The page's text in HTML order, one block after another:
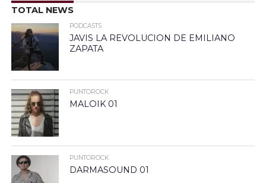
TOTAL NEWS
PODCASTS
JAVIS LA REVOLUCION DE EMILIANO
ZAPATA
PUNTOROCK
MALOIK 01
PUNTOROCK
DARMASOUND 01